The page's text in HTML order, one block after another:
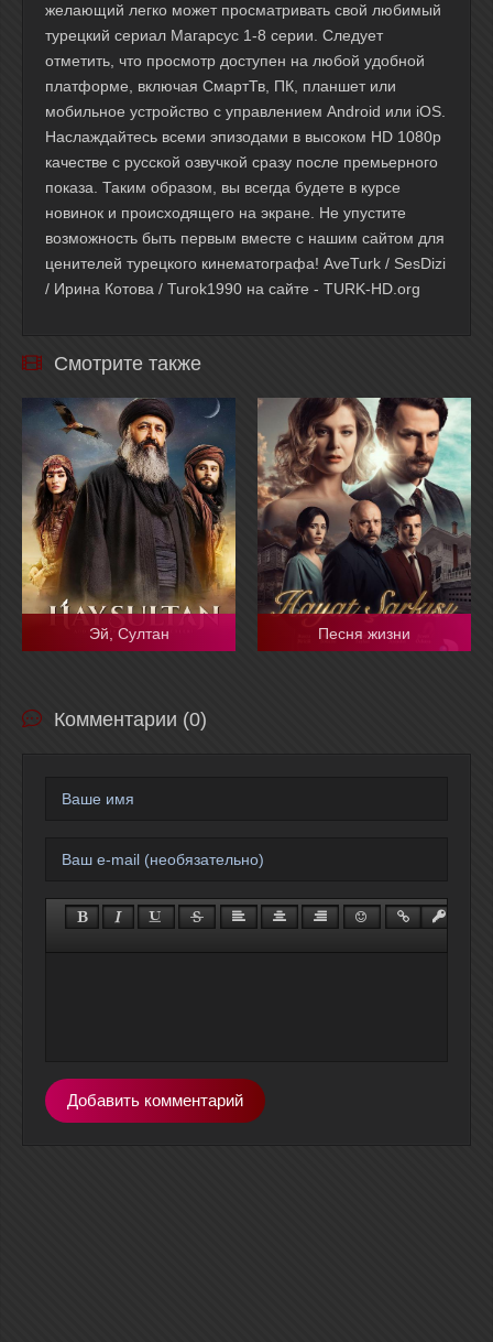
желающий легко может просматривать свой любимый
турецкий сериал Магарсус 1-8 серии. Следует
отметить, что просмотр доступен на любой удобной
платформе, включая СмартТв, ПК, планшет или
мобильное устройство с управлением Android или iOS.
Наслаждайтесь всеми эпизодами в высоком HD 1080p
качестве с русской озвучкой сразу после премьерного
показа. Таким образом, вы всегда будете в курсе
новинок и происходящего на экране. Не упустите
возможность быть первым вместе с нашим сайтом для
ценителей турецкого кинематографа! AveTurk / SesDizi
/ Ирина Котова / Turok1990 на сайте - TURK-HD.org
Смотрите также
Эй, Султан Песня жизни
Комментарии (0)
Добавить комментарий